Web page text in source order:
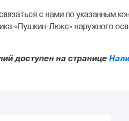
с нами по указанным
«Пушкин-Люкс» наружного
доступен на странице